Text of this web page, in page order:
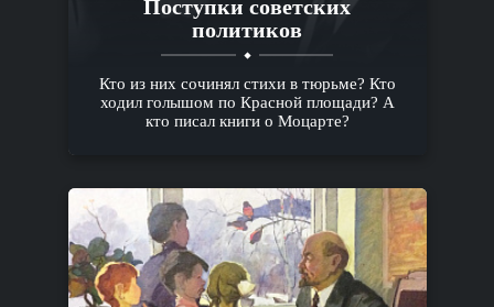
Поступки советских
политиков
Кто из них сочинял стихи в тюрьме? Кто
ходил голышом по Красной площади? А
кто писал книги о Моцарте?